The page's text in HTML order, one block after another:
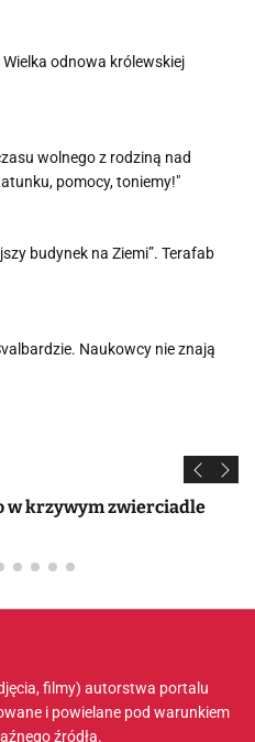
odnowa królewskiej
wolnego z rodziną nad
pomocy, toniemy!"
budynek na Ziemi”. Terafab
Naukowcy nie znają
w krzywym zwierciadle
filmy) autorstwa portalu
i powielane pod warunkiem
źródła.